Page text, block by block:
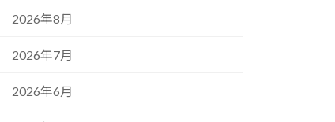
2026年8月
2026年7月
2026年6月